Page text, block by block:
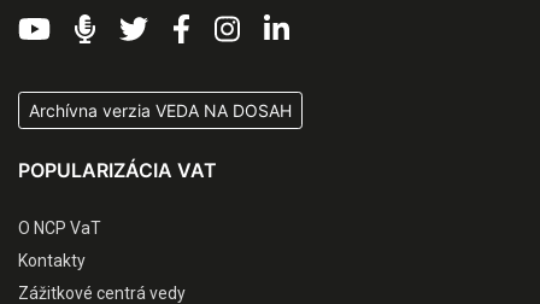
Archívna verzia VEDA NA DOSAH
POPULARIZÁCIA VAT
O NCP VaT
Kontakty
Zážitkové centrá vedy